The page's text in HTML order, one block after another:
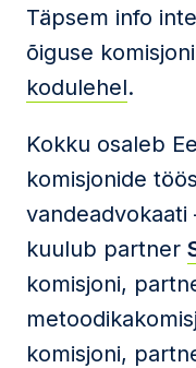
Täpsem info
õiguse
kodulehel.
Kokku osaleb
komisjonide
vandeadvokaati
kuulub partner
komisjoni,
komisjoni,